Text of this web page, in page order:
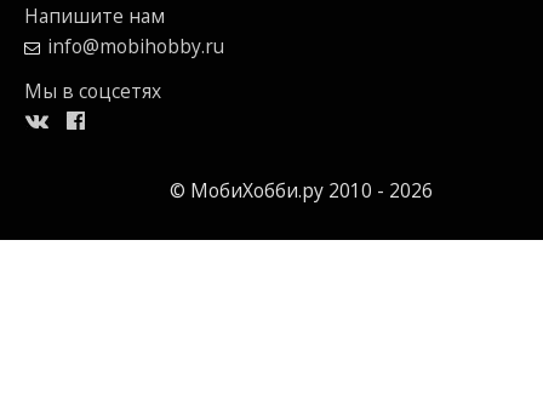
Напишите нам
info@mobihobby.ru
Мы в соцсетях
© МобиХобби.ру 2010 - 2026